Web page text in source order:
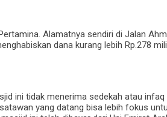
Alamatnya sendiri di Jalan
dana kurang lebih Rp.278
ini tidak menerima sedekah atau
yang datang bisa lebih fokus